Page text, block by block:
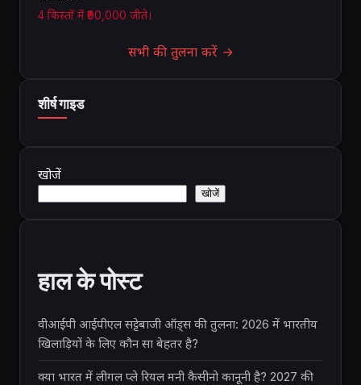
4 किस्तों में ₹90,000 जीते।
सभी की तुलना करें →
शीर्ष गाइड
खोजें
खोजें
हाल के पोस्ट
वीआईपी आईपीएल सट्टेबाजी ऑड्स की तुलना: 2026 में भारतीय
खिलाड़ियों के लिए कौन सा बेहतर है?
क्या भारत में लीगल प्ले रियल मनी कैसीनो कानूनी है? 2027 की